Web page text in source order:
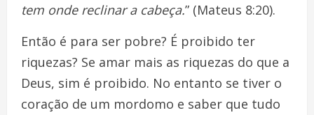
tem onde reclinar a cabeça.” (Mateus 8:20).
Então é para ser pobre? É proibido ter
riquezas? Se amar mais as riquezas do que a
Deus, sim é proibido. No entanto se tiver o
coração de um mordomo e saber que tudo